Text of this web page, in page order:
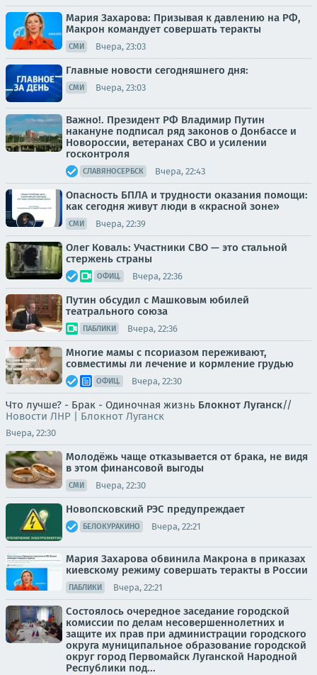
Мария Захарова: Призывая к давлению на РФ,
Макрон командует совершать теракты
СМИ Вчера, 23:03
Главные новости сегодняшнего дня:
СМИ Вчера, 23:03
Важно!. Президент РФ Владимир Путин
накануне подписал ряд законов о Донбассе и
Новороссии, ветеранах СВО и усилении
госконтроля
СЛАВЯНОСЕРБСК Вчера, 22:43
Опасность БПЛА и трудности оказания помощи:
как сегодня живут люди в «красной зоне»
СМИ Вчера, 22:39
Олег Коваль: Участники СВО — это стальной
стержень страны
ОФИЦ. Вчера, 22:36
Путин обсудил с Машковым юбилей
театрального союза
ПАБЛИКИ Вчера, 22:36
Многие мамы с псориазом переживают,
совместимы ли лечение и кормление грудью
ОФИЦ. Вчера, 22:30
Что лучше? - Брак - Одиночная жизнь Блокнот Луганск//
Новости ЛНР | Блокнот Луганск
Вчера, 22:30
Молодёжь чаще отказывается от брака, не видя
в этом финансовой выгоды
СМИ Вчера, 22:30
Новопсковский РЭС предупреждает
БЕЛОКУРАКИНО Вчера, 22:21
Мария Захарова обвинила Макрона в приказах
киевскому режиму совершать теракты в России
ПАБЛИКИ Вчера, 22:21
Состоялось очередное заседание городской
комиссии по делам несовершеннолетних и
защите их прав при администрации городского
округа муниципальное образование городской
округ город Первомайск Луганской Народной
Республики под...